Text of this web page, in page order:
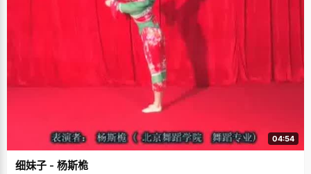
04:54
细妹子 - 杨斯桅